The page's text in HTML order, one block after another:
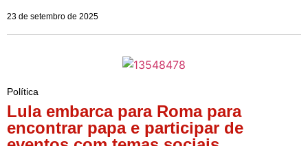
23 de setembro de 2025
Política
Lula embarca para Roma para
encontrar papa e participar de